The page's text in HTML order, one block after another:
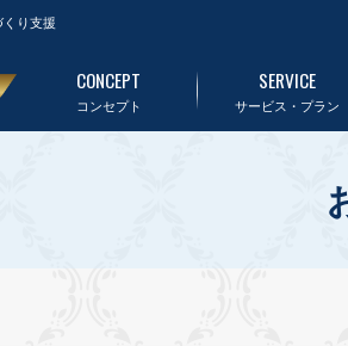
り支援
コンセプト
CONCEPT
サービス・プラン
SERVICE